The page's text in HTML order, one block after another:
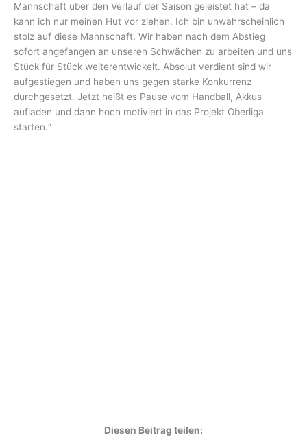
Mannschaft über den Verlauf der Saison geleistet hat – da
kann ich nur meinen Hut vor ziehen. Ich bin unwahrscheinlich
stolz auf diese Mannschaft. Wir haben nach dem Abstieg
sofort angefangen an unseren Schwächen zu arbeiten und uns
Stück für Stück weiterentwickelt. Absolut verdient sind wir
aufgestiegen und haben uns gegen starke Konkurrenz
durchgesetzt. Jetzt heißt es Pause vom Handball, Akkus
aufladen und dann hoch motiviert in das Projekt Oberliga
starten.“
Diesen Beitrag teilen: